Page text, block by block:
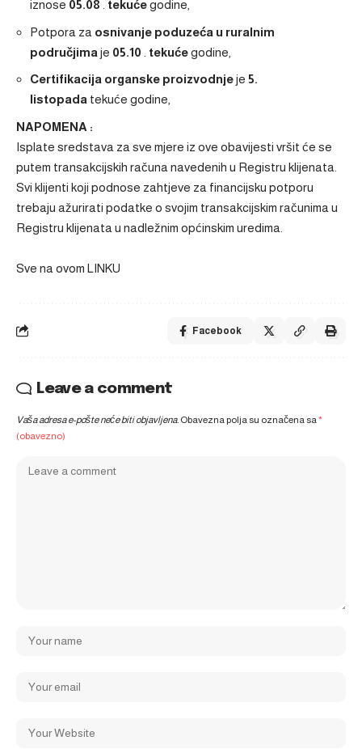
iznose 05.08 tekućegodine,
Potpora za osnivanje poduzeća u ruralnim
područjima je 05.10 tekućegodine,
Certifikacija organske proizvodnjeje 5.
listopada tekuće godine,
NAPOMENA :
Isplate sredstava za sve mjere iz ove obavijesti vršit će se
putem transakcijskih računa navedenih u Registru klijenata.
Svi klijenti koji podnose zahtjeve za financijsku potporu
trebaju ažurirati podatke o svojim transakcijskim računima u
Registru klijenata u nadležnim općinskim uredima.
Sve na ovom LINKU
Facebook
Leave a comment
Vaša adresa e-pošte neće biti objavljena. Obavezna polja su označena sa *
(obavezno)